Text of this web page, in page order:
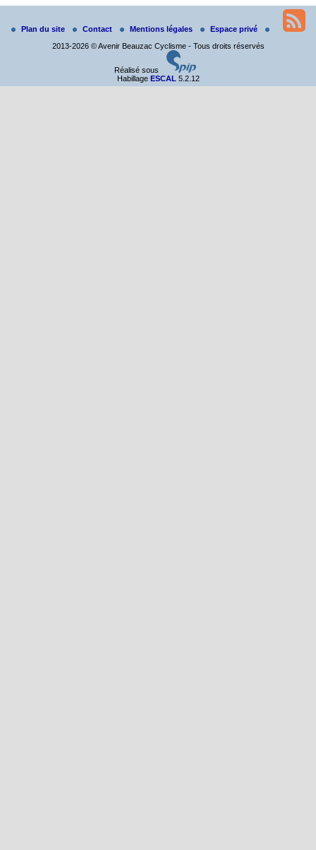
Salut à tous,
j’ai planché sur le parcours de notre (…)
Plan du site Contact Mentions légales
Espace privé
2013-2026 © Avenir Beauzac Cyclisme - Tous droits réservés
Réalisé sous
Habillage ESCAL 5.2.12